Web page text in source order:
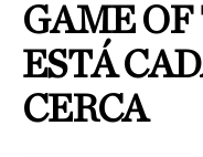
GAME
ESTÁ
CERCA